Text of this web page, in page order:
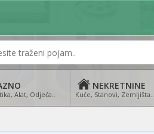
Alat, Odjeća..
NEKRETNINE
Kuće, Stanovi, Zemljišta..